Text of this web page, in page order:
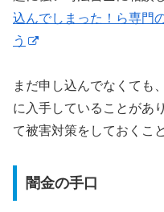
込んでしまった！ら専門
う
まだ申し込んでなくても
に入手していることがあ
て被害対策をしておくこ
闇金の手口